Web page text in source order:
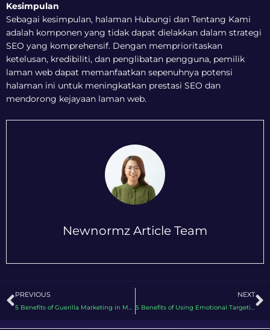
Kesimpulan
Sebagai kesimpulan, halaman Hubungi dan Tentang Kami
adalah komponen yang tidak dapat dielakkan dalam strategi
SEO yang komprehensif. Dengan memprioritaskan
ketelusan, kredibiliti, dan penglibatan pengguna, pemilik
laman web dapat memanfaatkan sepenuhnya potensi
halaman ini untuk meningkatkan prestasi SEO dan
mendorong kejayaan laman web.
Newnormz Article Team
Prev
PREVIOUS NEXT